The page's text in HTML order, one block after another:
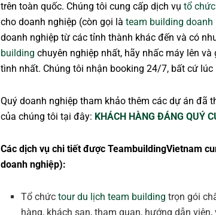
trên toàn quốc. Chúng tôi cung cấp dịch vụ tổ
cho doanh nghiệp (còn gọi là team building doanh
doanh nghiệp từ các tỉnh thành khác đến và có
building chuyên nghiệp nhất, hãy nhấc máy lên
tình nhất. Chúng tôi nhận booking 24/7, bất cứ
Quý doanh nghiệp tham khảo thêm các dự án đã
của chúng tôi tại đây: KHÁCH HÀNG ĐÁNG QUÝ
Các dịch vụ chi tiết được TeambuildingVietnam
doanh nghiệp):
Tổ chứctour du lịch team building trọn gói
hàng, khách sạn, tham quan, hướng dẫn